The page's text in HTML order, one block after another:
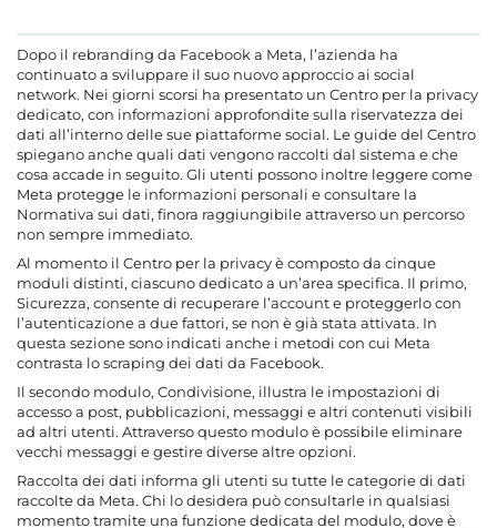
Dopo il rebranding da Facebook a Meta, l’azienda ha
continuato a sviluppare il suo nuovo approccio ai social
network. Nei giorni scorsi ha presentato un Centro per la privacy
dedicato, con informazioni approfondite sulla riservatezza dei
dati all’interno delle sue piattaforme social. Le guide del Centro
spiegano anche quali dati vengono raccolti dal sistema e che
cosa accade in seguito. Gli utenti possono inoltre leggere come
Meta protegge le informazioni personali e consultare la
Normativa sui dati, finora raggiungibile attraverso un percorso
non sempre immediato.
Al momento il Centro per la privacy è composto da cinque
moduli distinti, ciascuno dedicato a un’area specifica. Il primo,
Sicurezza, consente di recuperare l’account e proteggerlo con
l’autenticazione a due fattori, se non è già stata attivata. In
questa sezione sono indicati anche i metodi con cui Meta
contrasta lo scraping dei dati da Facebook.
Il secondo modulo, Condivisione, illustra le impostazioni di
accesso a post, pubblicazioni, messaggi e altri contenuti visibili
ad altri utenti. Attraverso questo modulo è possibile eliminare
vecchi messaggi e gestire diverse altre opzioni.
Raccolta dei dati informa gli utenti su tutte le categorie di dati
raccolte da Meta. Chi lo desidera può consultarle in qualsiasi
momento tramite una funzione dedicata del modulo, dove è